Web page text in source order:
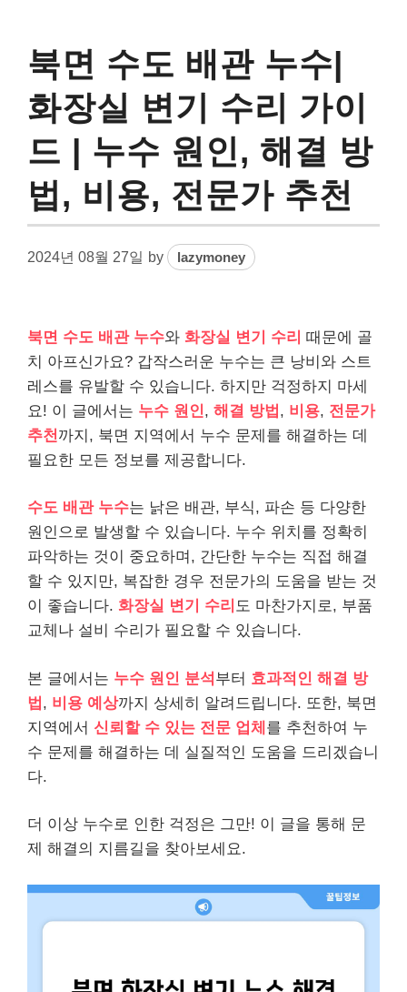
북면 수도 배관 누수|
화장실 변기 수리 가이
드 | 누수 원인, 해결 방
법, 비용, 전문가 추천
2024년 08월 27일 by lazymoney
북면 수도 배관 누수와 화장실 변기 수리 때문에 골
치 아프신가요? 갑작스러운 누수는 큰 낭비와 스트
레스를 유발할 수 있습니다. 하지만 걱정하지 마세
요! 이 글에서는 누수 원인, 해결 방법 , 비용, 전문가
추천 까지, 북면 지역에서 누수 문제를 해결하는 데
필요한 모든 정보를 제공합니다.
수도 배관 누수는 낡은 배관, 부식, 파손 등 다양한
원인으로 발생할 수 있습니다. 누수 위치를 정확히
파악하는 것이 중요하며, 간단한 누수는 직접 해결
할 수 있지만, 복잡한 경우 전문가의 도움을 받는 것
이 좋습니다. 화장실 변기 수리 도 마찬가지로, 부품
교체나 설비 수리가 필요할 수 있습니다.
본 글에서는 누수 원인 분석 부터 효과적인 해결 방
법 , 비용 예상까지 상세히 알려드립니다. 또한, 북면
지역에서 신뢰할 수 있는 전문 업체 를 추천하여 누
수 문제를 해결하는 데 실질적인 도움을 드리겠습니
다.
더 이상 누수로 인한 걱정은 그만! 이 글을 통해 문
제 해결의 지름길을 찾아보세요.